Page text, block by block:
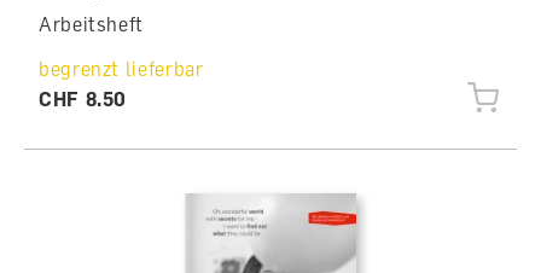
Arbeitsheft
begrenzt lieferbar
CHF 8.50